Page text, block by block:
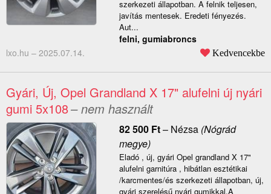
szerkezeti állapotban. A felnik teljesen,
javítás mentesek. Eredeti fényezés.
Aut...
felni, gumiabroncs
lxo.hu – 2025.07.14. Kedvencekbe
Gyári, Új, Opel Grandland X 17" alufelni új nyári
gumi 5x108– nem használt
82 500 Ft– Nézsa(Nógrád
megye)
Eladó , új, gyári Opel grandland X 17"
alufelni garnitúra , hibátlan esztétikai
/karcmentes/és szerkezeti állapotban, új,
gyári szerelésű nyári gumikkal.A